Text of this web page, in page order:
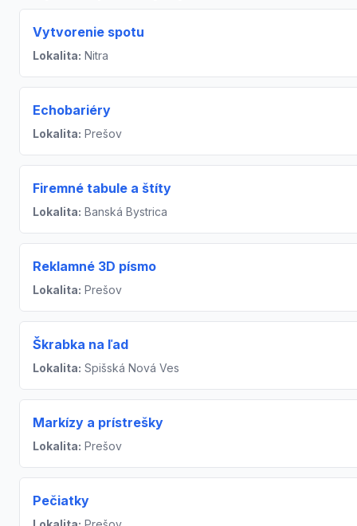
Vytvorenie spotu
Lokalita: Nitra
Echobariéry
Lokalita: Prešov
Firemné tabule a štíty
Lokalita: Banská Bystrica
Reklamné 3D písmo
Lokalita: Prešov
Škrabka na ľad
Lokalita: Spišská Nová Ves
Markízy a prístrešky
Lokalita: Prešov
Pečiatky